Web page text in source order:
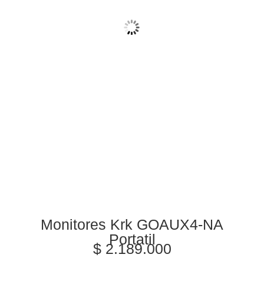
Monitores Krk GOAUX4-NA
Portatil
$2.189.000